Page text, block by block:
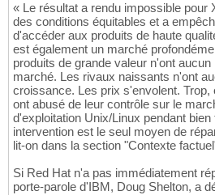
« Le résultat a rendu impossible pour
des conditions équitables et a
d'accéder aux produits de haute
est également un marché
produits de grande valeur n'ont
marché. Les rivaux naissants n'ont
croissance. Les prix s'envolent.
ont abusé de leur contrôle sur le
d'exploitation Unix/Linux pendant
intervention est le seul moyen de
lit-on dans la section "Contexte
Si Red Hat n'a pas immédiatement
porte-parole d'IBM, Doug Shelton, a